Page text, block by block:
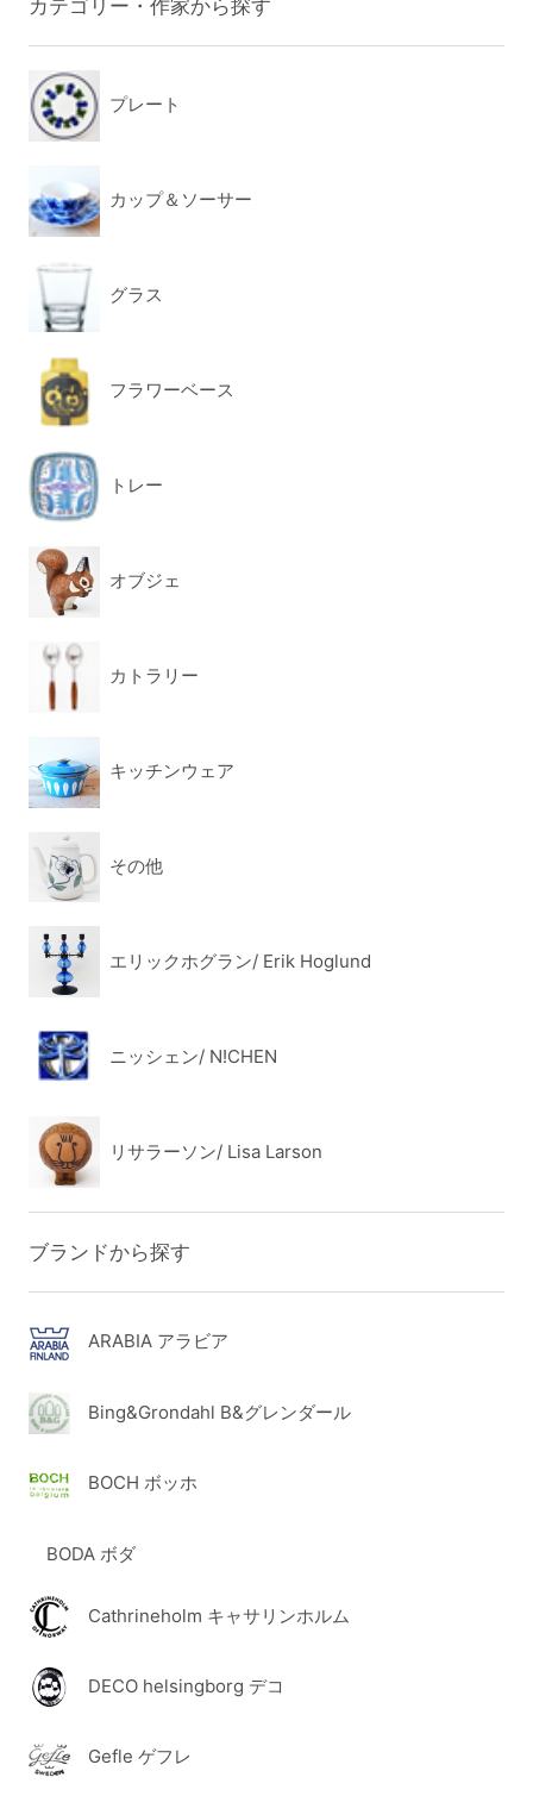
カテゴリー・作家から探す
プレート
カップ＆ソーサー
グラス
フラワーベース
トレー
オブジェ
カトラリー
キッチンウェア
その他
エリックホグラン/ Erik Hoglund
ニッシェン/ N!CHEN
リサラーソン/ Lisa Larson
ブランドから探す
ARABIA アラビア
Bing&Grondahl B&グレンダール
BOCH ボッホ
BODA ボダ
Cathrineholm キャサリンホルム
DECO helsingborg デコ
Gefle ゲフレ